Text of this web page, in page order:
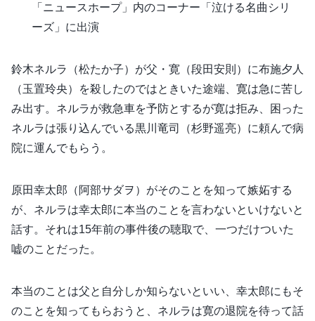
「ニュースホープ」内のコーナー「泣ける名曲シリ
ーズ」に出演
鈴木ネルラ（松たか子）が父・寛（段田安則）に布施夕人
（玉置玲央）を殺したのではときいた途端、寛は急に苦し
み出す。ネルラが救急車を予防とするが寛は拒み、困った
ネルラは張り込んでいる黒川竜司（杉野遥亮）に頼んで病
院に運んでもらう。
原田幸太郎（阿部サダヲ）がそのことを知って嫉妬する
が、ネルラは幸太郎に本当のことを言わないといけないと
話す。それは15年前の事件後の聴取で、一つだけついた
嘘のことだった。
本当のことは父と自分しか知らないといい、幸太郎にもそ
のことを知ってもらおうと、ネルラは寛の退院を待って話